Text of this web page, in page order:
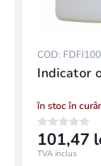
COD: FDFI100
Indicator
în stoc în
101,47
TVA inclus